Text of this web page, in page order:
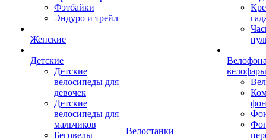
Фэтбайки
Эндуро и трейл
Женские
Детские
Детские
велосипеды для
девочек
Детские
велосипеды для
мальчиков
Беговелы
Велостанки
велофары